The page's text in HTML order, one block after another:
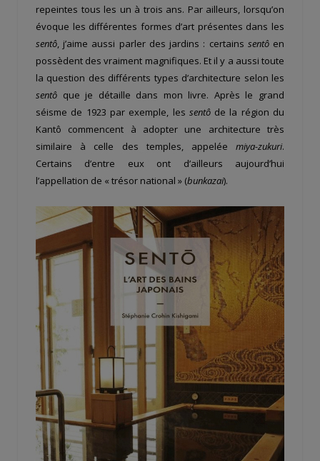
repeintes tous les un à trois ans. Par ailleurs, lorsqu’on
évoque les différentes formes d’art présentes dans les
sentô, j’aime aussi parler des jardins : certains sentôen
possèdent des vraiment magnifiques. Et il y a aussi toute
la question des différents types d’architecture selon les
sentô que je détaille dans mon livre. Après le grand
séisme de 1923 par exemple, les sentôde la région du
Kantô commencent à adopter une architecture très
similaire à celle des temples, appelée miya-zukuri.
Certains d’entre eux ont d’ailleurs aujourd’hui
l’appellation de « trésor national » (bunkazai).